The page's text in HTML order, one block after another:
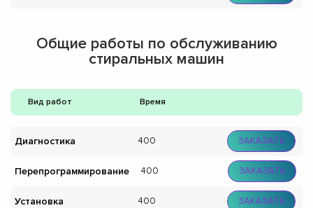
Общие работы по обслуживанию
стиральных машин
Вид работ Время
Диагностика 400 ЗАКАЗАТЬ
Перепрограммирование 400 ЗАКАЗАТЬ
Установка 400 ЗАКАЗАТЬ